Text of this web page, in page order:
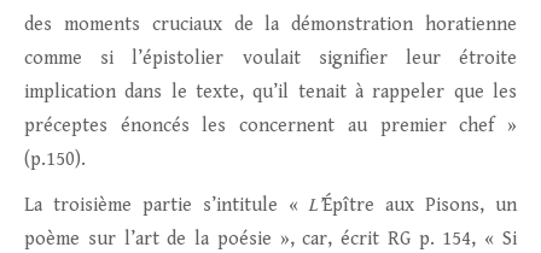
des moments cruciaux de la démonstration horatienne
comme si l’épistolier voulait signifier leur étroite
implication dans le texte, qu’il tenait à rappeler que les
préceptes énoncés les concernent au premier chef »
(p.150).
La troisième partie s’intitule «L’Épître aux Pisons, un
poème sur l’art de la poésie », car, écrit RG p. 154, « Si